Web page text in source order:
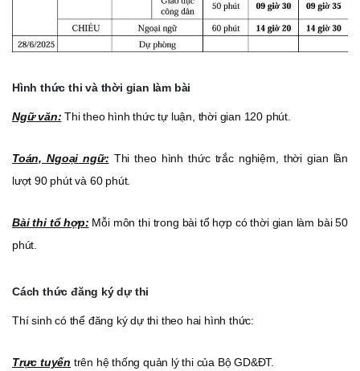
Hình thức thi và thời gian làm bài
Ngữ văn: Thi theo hình thức tự luận, thời gian 120 phút.
Toán, Ngoại ngữ: Thi theo hình thức trắc nghiệm, thời gian lần
lượt 90 phút và 60 phút.
Bài thi tổ hợp: Mỗi môn thi trong bài tổ hợp có thời gian làm bài 50
phút.
Cách thức đăng ký dự thi
Thí sinh có thể đăng ký dự thi theo hai hình thức:
Trực tuyến trên hệ thống quản lý thi của Bộ GD&ĐT.